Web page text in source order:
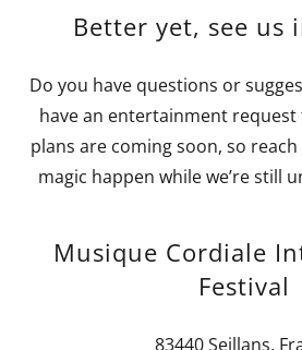
Better yet, see us
Do you have questions or
have an entertainment request
plans are coming soon, so
magic happen while we’re still
Musique Cordiale
Festival
83440 Seillans,